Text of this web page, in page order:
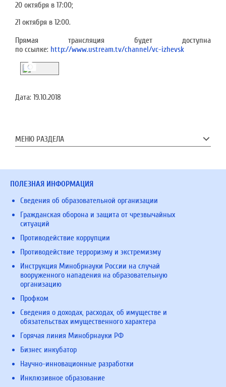
20 октября в 17:00;
21 октября в 12:00.
Прямая трансляция будет доступна
по ссылке: http://www.ustream.tv/channel/vc-izhevsk
Дата: 19.10.2018
МЕНЮ РАЗДЕЛА
ПОЛЕЗНАЯ ИНФОРМАЦИЯ
Сведения об образовательной организации
Гражданская оборона и защита от чрезвычайных
ситуаций
Противодействие коррупции
Противодействие терроризму и экстремизму
Инструкция Минобрнауки России на случай
вооруженного нападения на образовательную
организацию
Профком
Сведения о доходах, расходах, об имуществе и
обязательствах имущественного характера
Горячая линия Минобрнауки РФ
Бизнес инкубатор
Научно-инновационные разработки
Инклюзивное образование